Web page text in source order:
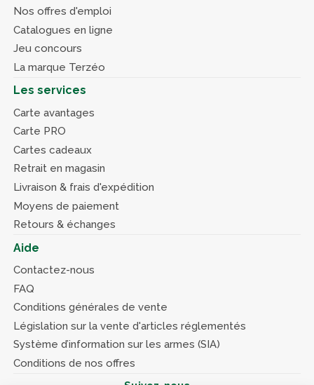
Nos offres d'emploi
Catalogues en ligne
Jeu concours
La marque Terzéo
Les services
Carte avantages
Carte PRO
Cartes cadeaux
Retrait en magasin
Livraison & frais d'expédition
Moyens de paiement
Retours & échanges
Aide
Contactez-nous
FAQ
Conditions générales de vente
Législation sur la vente d'articles réglementés
Système d’information sur les armes (SIA)
Conditions de nos offres